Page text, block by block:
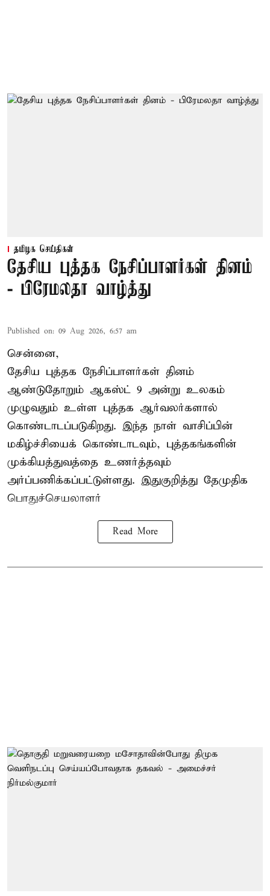
தமிழக செய்திகள்
தேசிய புத்தக நேசிப்பாளர்கள் தினம்
- பிரேமலதா வாழ்த்து
Published on: 09 Aug 2026, 6:57 am
சென்னை,
தேசிய புத்தக நேசிப்பாளர்கள் தினம்
ஆண்டுதோறும் ஆகஸ்ட் 9 அன்று உலகம்
முழுவதும் உள்ள புத்தக ஆர்வலர்களால்
கொண்டாடப்படுகிறது. இந்த நாள் வாசிப்பின்
மகிழ்ச்சியைக் கொண்டாடவும், புத்தகங்களின்
முக்கியத்துவத்தை உணர்த்தவும்
அர்ப்பணிக்கப்பட்டுள்ளது. இதுகுறித்து தேமுதிக
பொதுச்செயலாளர்
Read More